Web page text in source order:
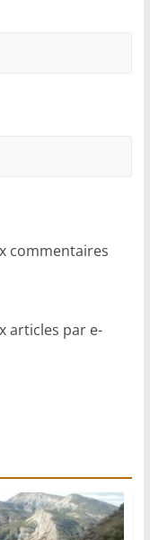
commentaires
articles par e-